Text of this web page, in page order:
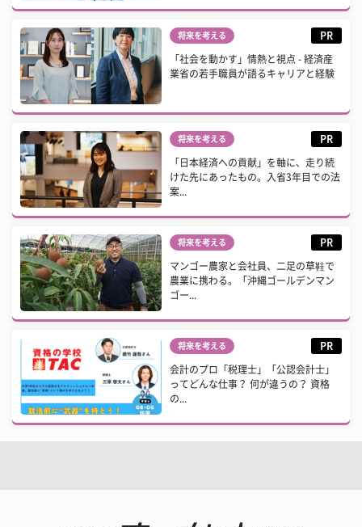
将来を考える PR
「社会を動かす」情熱と視点 - 経済産
業省の若手職員が語るキャリアと経験
将来を考える PR
「日本経済への貢献」を軸に、走り続
けた先にあったもの。入省3年目での法
案...
将来を考える PR
マンゴー農家と会社員、二足の草鞋で
農業に携わる。「沖縄ゴールデンマン
ゴー...
将来を考える PR
会計のプロ「税理士」「公認会計士」
ってどんな仕事？ 何が違うの？ 資格
の...